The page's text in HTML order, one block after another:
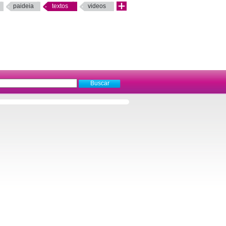
paideia textos videos